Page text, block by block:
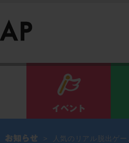
> 人気のリアル脱出ゲ